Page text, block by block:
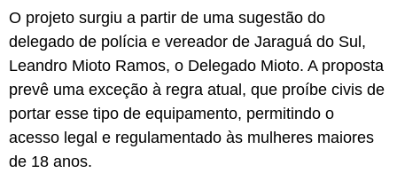
O projeto surgiu a partir de uma sugestão do
delegado de polícia e vereador de Jaraguá do Sul,
Leandro Mioto Ramos, o Delegado Mioto. A proposta
prevê uma exceção à regra atual, que proíbe civis de
portar esse tipo de equipamento, permitindo o
acesso legal e regulamentado às mulheres maiores
de 18 anos.